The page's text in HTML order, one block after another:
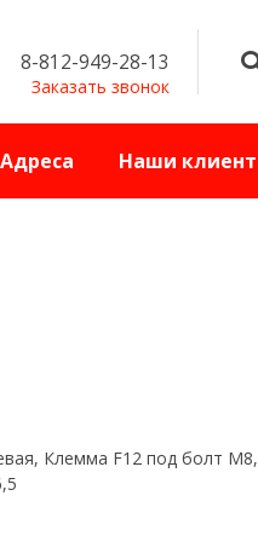
8-812-949-28-13
Заказать звонок
Адреса Наши
Клемма F12 под болт